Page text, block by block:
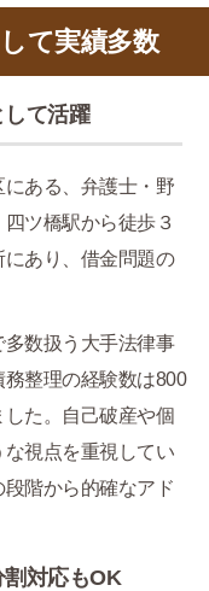
て実績多数
て活躍
ある、弁護士・野
ツ橋駅から徒歩３
あり、借金問題の
数扱う大手法律事
整理の経験数は800
た。自己破産や個
な視点を重視してい
階から的確なアド
対応もOK